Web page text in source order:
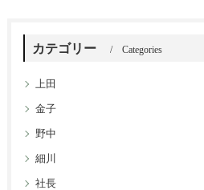
カテゴリー Categories
上田
金子
野中
細川
社長